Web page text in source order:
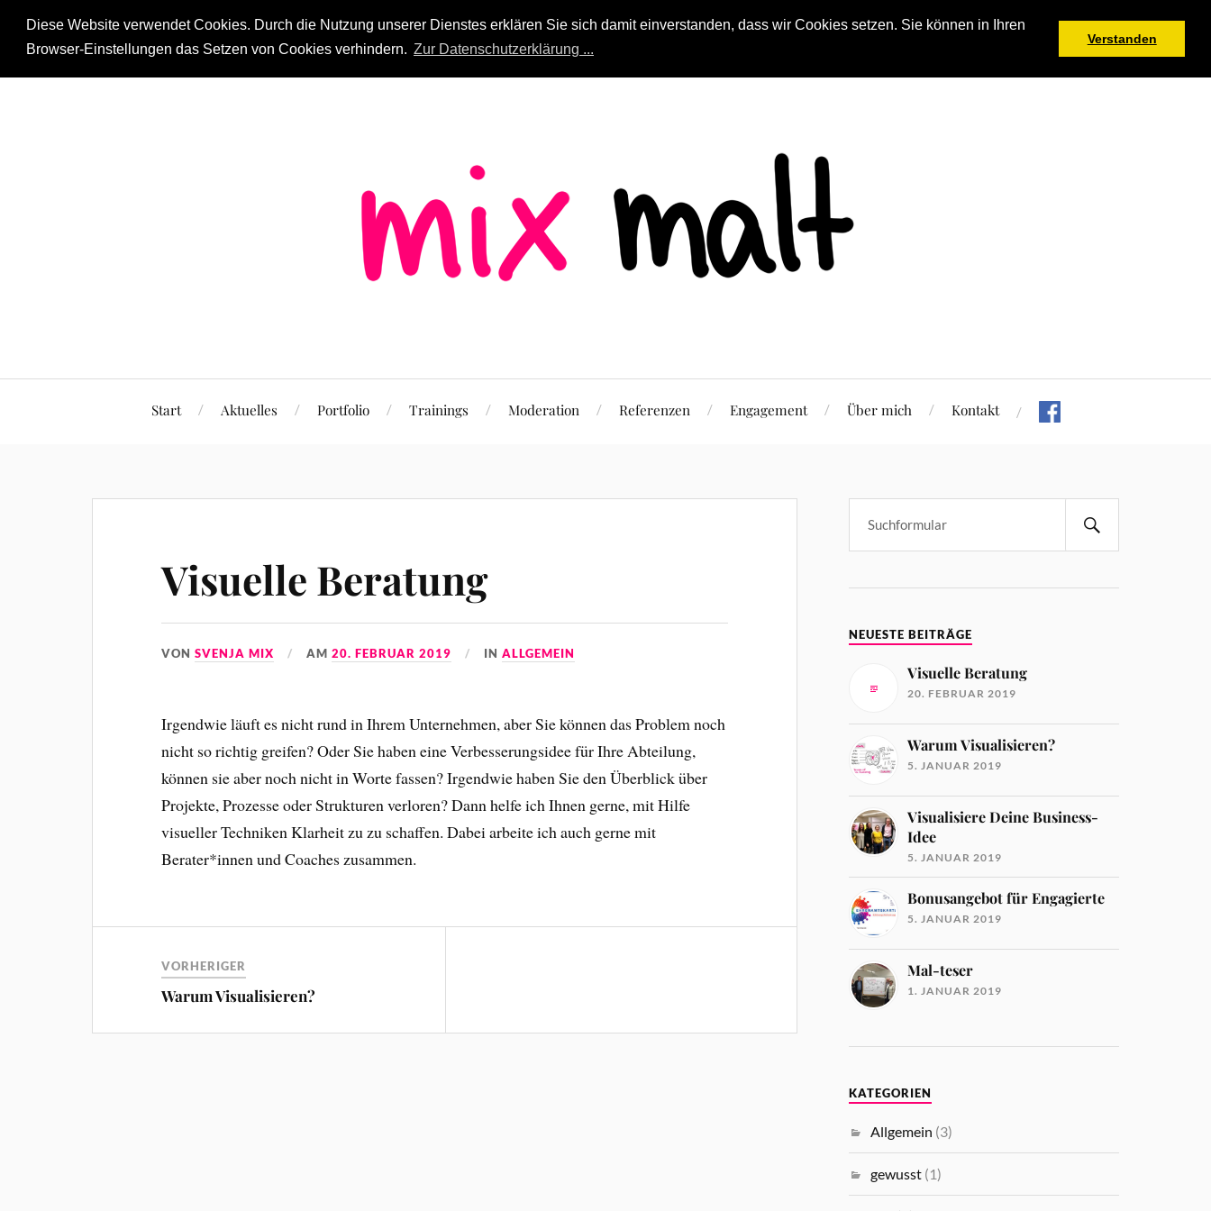
Diese Website verwendet Cookies. Durch die Nutzung unserer Dienstes erklären Sie sich damit einverstanden, dass wir Cookies setzen. Sie können in Ihren
Browser-Einstellungen das Setzen von Cookies verhindern. Zur Datenschutzerklärung ...
Verstanden
Start Aktuelles Portfolio Trainings Moderation Referenzen Engagement Über mich Kontakt
Visuelle Beratung
VONSVENJA MIX AM20. FEBRUAR 2019 INALLGEMEIN
Irgendwie läuft es nicht rund in Ihrem Unternehmen, aber Sie können das Problem noch
nicht so richtig greifen? Oder Sie haben eine Verbesserungsidee für Ihre Abteilung,
können sie aber noch nicht in Worte fassen? Irgendwie haben Sie den Überblick über
Projekte, Prozesse oder Strukturen verloren? Dann helfe ich Ihnen gerne, mit Hilfe
visueller Techniken Klarheit zu zu schaffen. Dabei arbeite ich auch gerne mit
Berater*innen und Coaches zusammen.
VORHERIGER
Warum Visualisieren?
NEUESTE BEITRÄGE
Visuelle Beratung
20. FEBRUAR 2019
Warum Visualisieren?
5. JANUAR 2019
Visualisiere Deine Business-
Idee
5. JANUAR 2019
Bonusangebot für Engagierte
5. JANUAR 2019
Mal-teser
1. JANUAR 2019
KATEGORIEN
Allgemein (3)
gewusst (1)